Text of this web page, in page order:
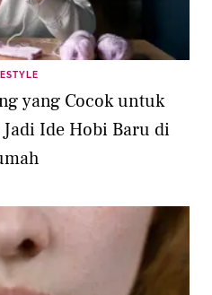
yang Cocok untuk
Jadi Ide Hobi Baru di